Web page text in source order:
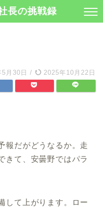
長の挑戦録
月30日 / 2025年10月22日
報だがどうなるか。走
きて、安曇野ではパラ
して上がります。ロー